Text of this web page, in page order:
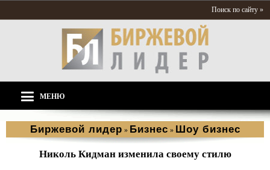
Поиск по сайту »
МЕНЮ
Биржевой лидер » Бизнес » Шоу бизнес
Николь Кидман изменила своему стилю